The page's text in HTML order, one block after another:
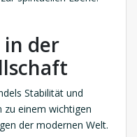
in der
Stabilität und
zu einem wichtigen
der modernen Welt.